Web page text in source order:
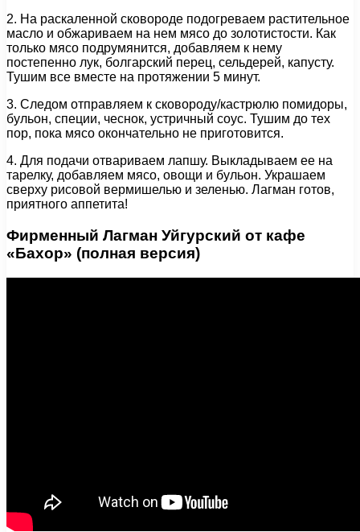
2. На раскаленной сковороде подогреваем растительное
масло и обжариваем на нем мясо до золотистости. Как
только мясо подрумянится, добавляем к нему
постепенно лук, болгарский перец, сельдерей, капусту.
Тушим все вместе на протяжении 5 минут.
3. Следом отправляем к сковороду/кастрюлю помидоры,
бульон, специи, чеснок, устричный соус. Тушим до тех
пор, пока мясо окончательно не приготовится.
4. Для подачи отвариваем лапшу. Выкладываем ее на
тарелку, добавляем мясо, овощи и бульон. Украшаем
сверху рисовой вермишелью и зеленью. Лагман готов,
приятного аппетита!
Фирменный Лагман Уйгурский от кафе
«Бахор» (полная версия)